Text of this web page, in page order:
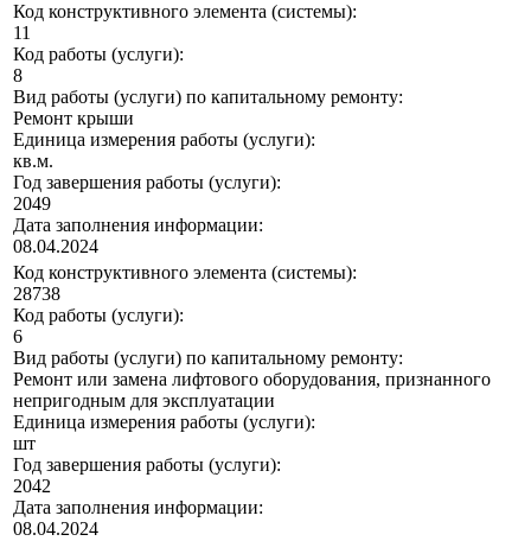
Код конструктивного элемента (системы):
11
Код работы (услуги):
8
Вид работы (услуги) по капитальному ремонту:
Ремонт крыши
Единица измерения работы (услуги):
кв.м.
Год завершения работы (услуги):
2049
Дата заполнения информации:
08.04.2024
Код конструктивного элемента (системы):
28738
Код работы (услуги):
6
Вид работы (услуги) по капитальному ремонту:
Ремонт или замена лифтового оборудования, признанного
непригодным для эксплуатации
Единица измерения работы (услуги):
шт
Год завершения работы (услуги):
2042
Дата заполнения информации:
08.04.2024